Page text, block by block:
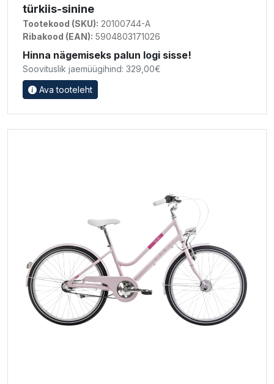
türkiis-sinine
Tootekood (SKU): 20100744-A
Ribakood (EAN): 5904803171026
Hinna nägemiseks palun logi sisse!
Soovituslik jaemüügihind: 329,00€
Ava tooteleht